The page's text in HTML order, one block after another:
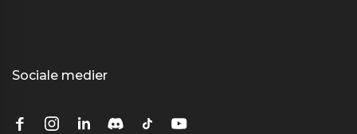
Sociale medier